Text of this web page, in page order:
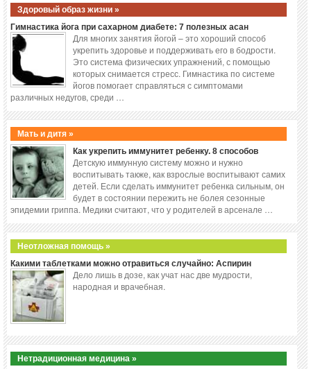
Здоровый образ жизни »
Гимнастика йога при сахарном диабете: 7 полезных асан
Для многих занятия йогой – это хороший способ
укрепить здоровье и поддерживать его в бодрости.
Это система физических упражнений, с помощью
которых снимается стресс. Гимнастика по системе
йогов помогает справляться с симптомами
различных недугов, среди …
Мать и дитя »
Как укрепить иммунитет ребенку. 8 способов
Детскую иммунную систему можно и нужно
воспитывать также, как взрослые воспитывают самих
детей. Если сделать иммунитет ребенка сильным, он
будет в состоянии пережить не болея сезонные
эпидемии гриппа. Медики считают, что у родителей в арсенале …
Неотложная помощь »
Какими таблетками можно отравиться случайно: Аспирин
Дело лишь в дозе, как учат нас две мудрости,
народная и врачебная.
Нетрадиционная медицина »